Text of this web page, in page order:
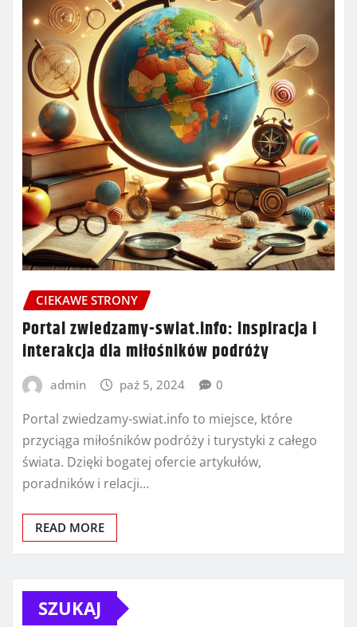
CIEKAWE STRONY
Portal zwiedzamy-swiat.info: inspiracja i
interakcja dla miłośników podróży
admin paź 5, 2024 0
Portal zwiedzamy-swiat.info to miejsce, które
przyciąga miłośników podróży i turystyki z całego
świata. Dzięki bogatej ofercie artykułów,
poradników i relacji…
READ MORE
SZUKAJ